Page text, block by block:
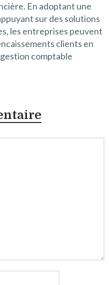
En adoptant une
sur des solutions
les entreprises peuvent
clients en
comptable